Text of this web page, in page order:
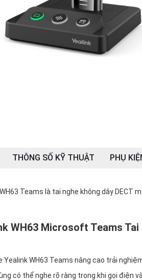
THÔNG SỐ KỸ THUẬT PHỤ
Teams là tai nghe không dây
WH63 Microsoft Teams
Yealink WH63 Teams nâng cao trải
có thể nghe rõ ràng trong khi gọi điện